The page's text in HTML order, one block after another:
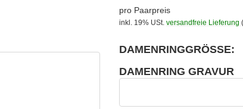
pro Paarpreis
inkl. 19% USt. versandfreie Lieferung
DAMENRINGGRÖSSE:
DAMENRING GRAVUR